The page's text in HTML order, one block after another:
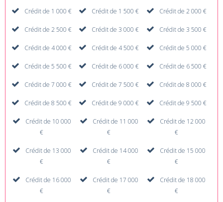
Crédit de 1 000 € Crédit de 1 500 € Crédit de 2 000 €
Crédit de 2 500 € Crédit de 3 000 € Crédit de 3 500 €
Crédit de 4 000 € Crédit de 4 500 € Crédit de 5 000 €
Crédit de 5 500 € Crédit de 6 000 € Crédit de 6 500 €
Crédit de 7 000 € Crédit de 7 500 € Crédit de 8 000 €
Crédit de 8 500 € Crédit de 9 000 € Crédit de 9 500 €
Crédit de 10 000
€
Crédit de 11 000
€
Crédit de 12 000
€
Crédit de 13 000
€
Crédit de 14 000
€
Crédit de 15 000
€
Crédit de 16 000
€
Crédit de 17 000
€
Crédit de 18 000
€